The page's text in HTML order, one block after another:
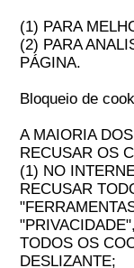
(1) PARA
(2) PARA
PÁGINA.
Bloqueio de
A MAIORIA
RECUSAR OS
(1) NO
RECUSAR
TODOS OS
DESLIZANTE;